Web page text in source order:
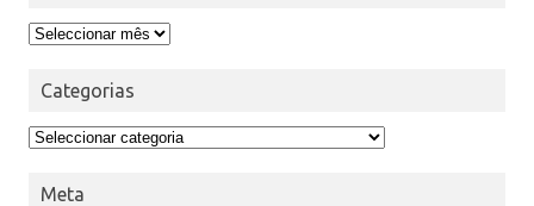
Categorias
Meta